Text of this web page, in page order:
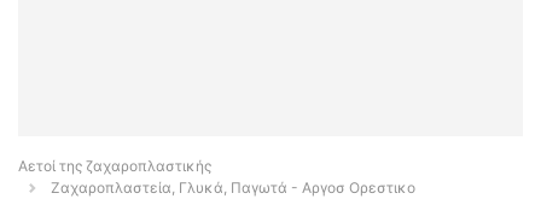
Αετοί της ζαχαροπλαστικής
Ζαχαροπλαστεία, Γλυκά, Παγωτά - Αργοσ Ορεστικο